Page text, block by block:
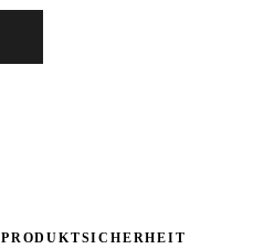
PRODUKTSICHERHEIT